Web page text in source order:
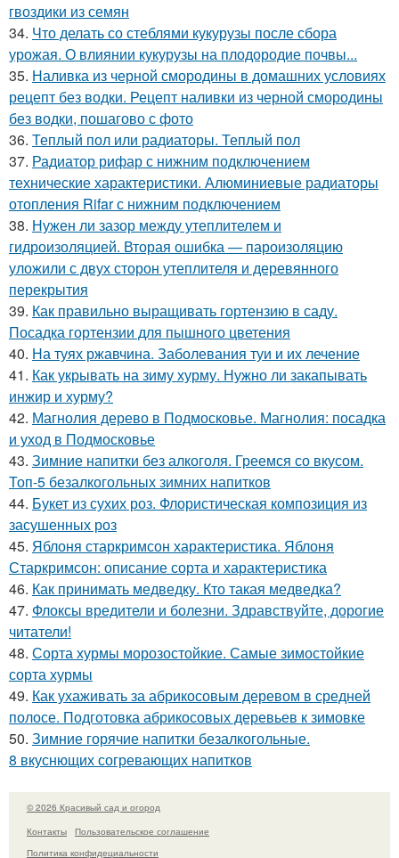
гвоздики из семян
34. Что делать со стеблями кукурузы после сбора
урожая. О влиянии кукурузы на плодородие почвы...
35. Наливка из черной смородины в домашних условиях
рецепт без водки. Рецепт наливки из черной смородины
без водки, пошагово с фото
36. Теплый пол или радиаторы. Теплый пол
37. Радиатор рифар с нижним подключением
технические характеристики. Алюминиевые радиаторы
отопления Rifar с нижним подключением
38. Нужен ли зазор между утеплителем и
гидроизоляцией. Вторая ошибка — пароизоляцию
уложили с двух сторон утеплителя и деревянного
перекрытия
39. Как правильно выращивать гортензию в саду.
Посадка гортензии для пышного цветения
40. На туях ржавчина. Заболевания туи и их лечение
41. Как укрывать на зиму хурму. Нужно ли закапывать
инжир и хурму?
42. Магнолия дерево в Подмосковье. Магнолия: посадка
и уход в Подмосковье
43. Зимние напитки без алкоголя. Греемся со вкусом.
Топ-5 безалкогольных зимних напитков
44. Букет из сухих роз. Флористическая композиция из
засушенных роз
45. Яблоня старкримсон характеристика. Яблоня
Старкримсон: описание сорта и характеристика
46. Как принимать медведку. Кто такая медведка?
47. Флоксы вредители и болезни. Здравствуйте, дорогие
читатели!
48. Сорта хурмы морозостойкие. Самые зимостойкие
сорта хурмы
49. Как ухаживать за абрикосовым деревом в средней
полосе. Подготовка абрикосовых деревьев к зимовке
50. Зимние горячие напитки безалкогольные.
8 вкуснющих согревающих напитков
© 2026 Красивый сад и огород
Контакты
Пользовательское соглашение
Политика конфидециальности